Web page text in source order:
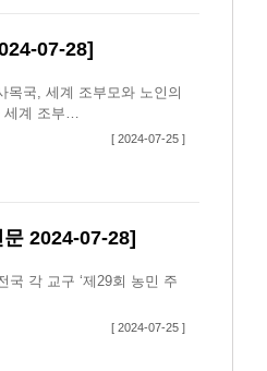
07-28]
목국, 세계 조부모와 노인의
세계 조부…
[ 2024-07-25 ]
2024-07-28]
국 각 교구 ‘제29회 농민 주
[ 2024-07-25 ]